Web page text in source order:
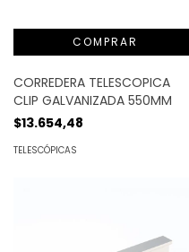
CORREDERA TELESCOPICA
CLIP GALVANIZADA 550MM
$13.654,48
TELESCÓPICAS